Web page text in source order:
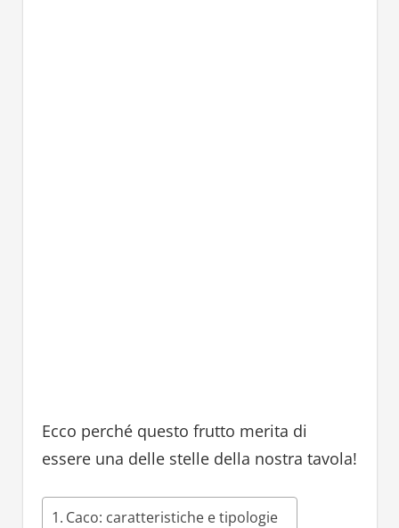
Ecco perché questo frutto merita di
essere una delle stelle della nostra tavola!
Caco: caratteristiche e tipologie